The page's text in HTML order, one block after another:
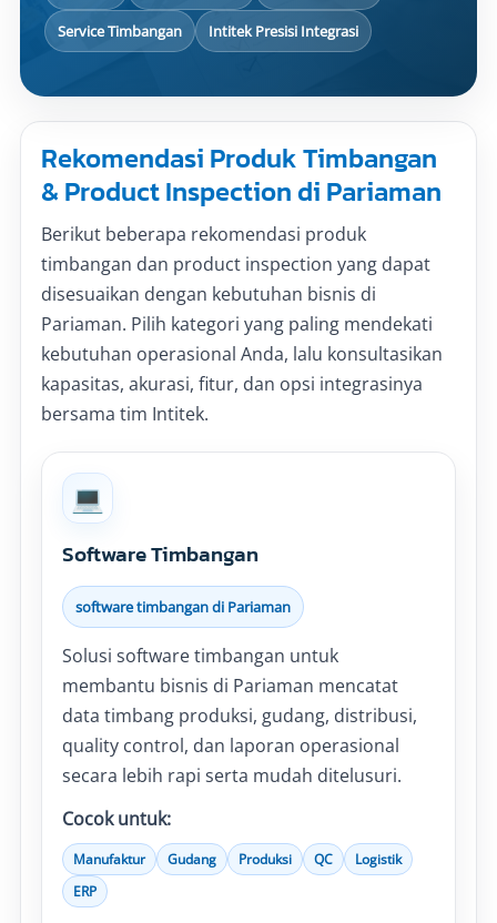
Service Timbangan Intitek Presisi Integrasi
Rekomendasi Produk Timbangan
& Product Inspection di Pariaman
Berikut beberapa rekomendasi produk
timbangan dan product inspection yang dapat
disesuaikan dengan kebutuhan bisnis di
Pariaman. Pilih kategori yang paling mendekati
kebutuhan operasional Anda, lalu konsultasikan
kapasitas, akurasi, fitur, dan opsi integrasinya
bersama tim Intitek.
💻
Software Timbangan
software timbangan di Pariaman
Solusi software timbangan untuk
membantu bisnis di Pariaman mencatat
data timbang produksi, gudang, distribusi,
quality control, dan laporan operasional
secara lebih rapi serta mudah ditelusuri.
Cocok untuk:
Manufaktur Gudang Produksi QC
Logistik
ERP